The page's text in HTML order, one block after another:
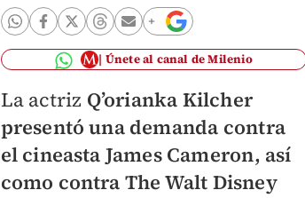
Únete al canal de Milenio
La actriz Q’orianka Kilcher
presentó una demanda contra
el cineasta James Cameron, así
como contra The Walt Disney